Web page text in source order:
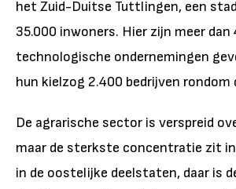
het Zuid-Duitse Tuttlingen, een
35.000 inwoners. Hier zijn meer
technologische ondernemingen
hun kielzog 2.400 bedrijven
De agrarische sector is verspreid
maar de sterkste concentratie zit
in de oostelijke deelstaten, daar is